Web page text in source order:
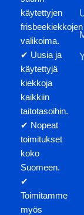
käytettyjen
frisbeekiekkojen
valikoima.
✔ Uusia ja
käytettyjä
kiekkoja
kaikkiin
taitotasoihin.
✔ Nopeat
toimitukset
koko
Suomeen.
✔
Toimitamme
myös